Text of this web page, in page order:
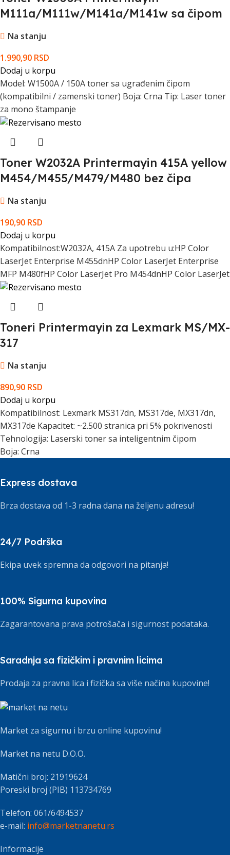
M111a/M111w/M141a/M141w sa čipom
Na stanju
1.990,90 RSD
Dodaj u korpu
Model: W1500A / 150A toner sa ugrađenim čipom
(kompatibilni / zamenski toner) Boja: Crna Tip: Laser toner
za mono štampanje
Toner W2032A Printermayin 415A yellow
M454/M455/M479/M480 bez čipa
Na stanju
190,90 RSD
Dodaj u korpu
Kompatibilnost:W2032A, 415A Za upotrebu u:HP Color
LaserJet Enterprise M455dnHP Color LaserJet Enterprise
MFP M480fHP Color LaserJet Pro M454dnHP Color LaserJet
Toneri Printermayin za Lexmark MS/MX-
317
Na stanju
890,90 RSD
Dodaj u korpu
Kompatibilnost: Lexmark MS317dn, MS317de, MX317dn,
MX317de Kapacitet: ~2.500 stranica pri 5% pokrivenosti
Tehnologija: Laserski toner sa inteligentnim čipom
Boja: Crna
Express dostava
Brza dostava od 1-3 radna dana na željenu adresu!
24/7 Podrška
Ekipa uvek spremna da odgovori na pitanja!
100% Sigurna kupovina
Zagarantovana prava potrošača i sigurnost podataka.
Saradnja sa fizičkim i pravnim licima
Prodaja za pravna lica i fizička sa više načina kupovine!
Market za sigurnu i brzu online kupovinu!
Market na netu D.O.O.
Matični broj: 21919624
Poreski broj (PIB) 113734769
Telefon: 061/6494537
e-mail: info@marketnanetu.rs
Informacije